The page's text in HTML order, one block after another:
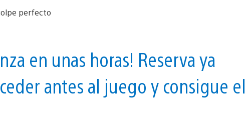
en unas horas! Reserva ya
antes al juego y consigue el